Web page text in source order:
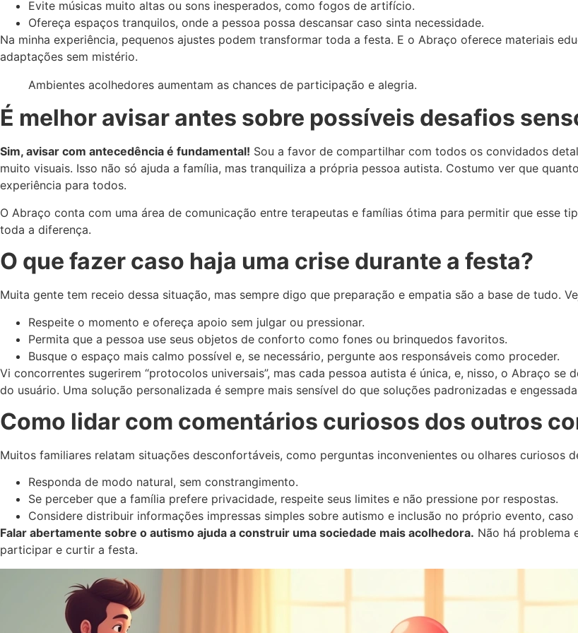
Evite músicas muito altas ou sons inesperados, como fogos de artifício.
Ofereça espaços tranquilos, onde a pessoa possa descansar caso sinta necessidade.
Na minha experiência, pequenos ajustes podem transformar toda a festa. E o Abraço oferece materiais
adaptações sem mistério.
Ambientes acolhedores aumentam as chances de participação e alegria.
É melhor avisar antes sobre possíveis desafios
Sim, avisar com antecedência é fundamental! Sou a favor de compartilhar com todos os convidados
muito visuais. Isso não só ajuda a família, mas tranquiliza a própria pessoa autista. Costumo ver que
experiência para todos.
O Abraço conta com uma área de comunicação entre terapeutas e famílias ótima para permitir que esse
toda a diferença.
O que fazer caso haja uma crise durante a festa?
Muita gente tem receio dessa situação, mas sempre digo que preparação e empatia são a base de tudo.
Respeite o momento e ofereça apoio sem julgar ou pressionar.
Permita que a pessoa use seus objetos de conforto como fones ou brinquedos favoritos.
Busque o espaço mais calmo possível e, se necessário, pergunte aos responsáveis como proceder.
Vi concorrentes sugerirem “protocolos universais”, mas cada pessoa autista é única, e, nisso, o Abraço
do usuário. Uma solução personalizada é sempre mais sensível do que soluções padronizadas e
Como lidar com comentários curiosos dos outros
Muitos familiares relatam situações desconfortáveis, como perguntas inconvenientes ou olhares curiosos
Responda de modo natural, sem constrangimento.
Se perceber que a família prefere privacidade, respeite seus limites e não pressione por respostas.
Considere distribuir informações impressas simples sobre autismo e inclusão no próprio evento, caso
Falar abertamente sobre o autismo ajuda a construir uma sociedade mais acolhedora. Não há problema
participar e curtir a festa.